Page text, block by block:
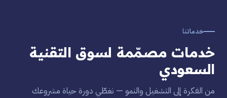
خدماتنا
خدمات مصمّمة لسوق التقنية
السعودي
من الفكرة إلى التشغيل والنمو — نغطّي دورة حياة مشروعك